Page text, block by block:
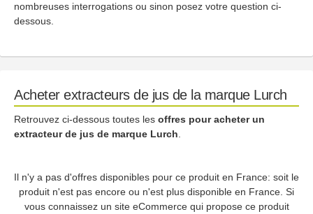
nombreuses interrogations ou sinon posez votre question ci-
dessous.
Acheter extracteurs de jus de la marque Lurch
Retrouvez ci-dessous toutes les offres pour acheter un
extracteur de jus de marque Lurch
Il n'y a pas d'offres disponibles pour ce produit en France: soit le
produit n'est pas encore ou n'est plus disponible en France. Si
vous connaissez un site eCommerce qui propose ce produit